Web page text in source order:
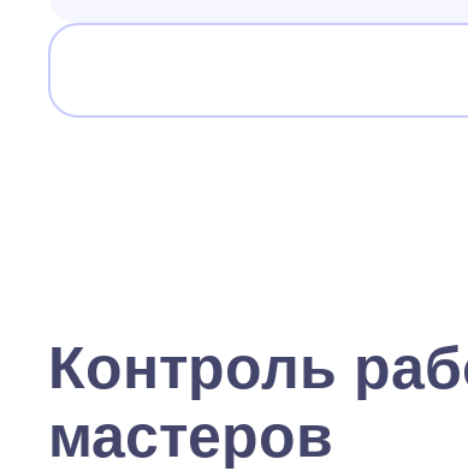
Контроль
мастеров